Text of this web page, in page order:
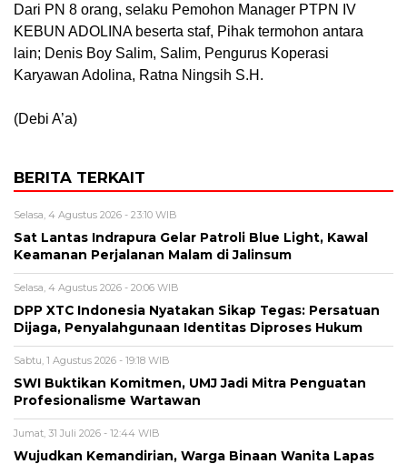
Dari PN 8 orang, selaku Pemohon Manager PTPN IV
KEBUN ADOLINA beserta staf, Pihak termohon antara
lain; Denis Boy Salim, Salim, Pengurus Koperasi
Karyawan Adolina, Ratna Ningsih S.H.
(Debi A’a)
BERITA TERKAIT
Selasa, 4 Agustus 2026 - 23:10 WIB
Sat Lantas Indrapura Gelar Patroli Blue Light, Kawal
Keamanan Perjalanan Malam di Jalinsum
Selasa, 4 Agustus 2026 - 20:06 WIB
DPP XTC Indonesia Nyatakan Sikap Tegas: Persatuan
Dijaga, Penyalahgunaan Identitas Diproses Hukum
Sabtu, 1 Agustus 2026 - 19:18 WIB
SWI Buktikan Komitmen, UMJ Jadi Mitra Penguatan
Profesionalisme Wartawan
Jumat, 31 Juli 2026 - 12:44 WIB
Wujudkan Kemandirian, Warga Binaan Wanita Lapas